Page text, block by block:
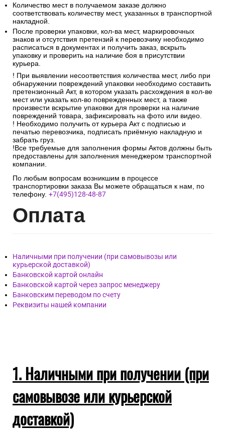
Количество мест в получаемом заказе должно
соответствовать количеству мест, указанных в транспортной
накладной.
После проверки упаковки, кол-ва мест, маркировочных
знаков и отсутствия претензий к перевозчику необходимо
расписаться в документах и получить заказ, вскрыть
упаковку и проверить на наличие боя в присутствии
курьера.
! При выявлении несоответствия количества мест, либо при
обнаружении повреждений упаковки необходимо составить
претензионный Акт, в котором указать расхождения в кол-ве
мест или указать кол-во поврежденных мест, а также
произвести вскрытие упаковки для проверки на наличие
повреждений товара, зафиксировать на фото или видео.
! Необходимо получить от курьера Акт с подписью и
печатью перевозчика, подписать приёмную накладную и
забрать груз.
!Все требуемые для заполнения формы Актов должны быть
предоставлены для заполнения менеджером транспортной
компании.
По любым вопросам возникшим в процессе
транспортировки заказа Вы можете обращаться к нам, по
телефону. +7(495)128-48-87
Оплата
Наличными при получении (при самовывозы или
курьерской доставкой)
Банковской картой онлайн
Банковской картой через запрос менеджеру
Банковским переводом по счету
Реквизиты нашей компании
1. Наличными при получении (при
самовывозе или курьерской
доставкой)